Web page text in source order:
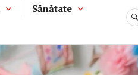
Sănătate